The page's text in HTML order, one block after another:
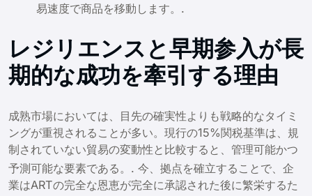
易速度で商品を移動します。.
レジリエンスと早期参入が長
期的な成功を牽引する理由
成熟市場においては、目先の確実性よりも戦略的なタイミ
ングが重視されることが多い。現行の15%関税基準は、規
制されていない貿易の変動性と比較すると、管理可能かつ
予測可能な要素である。 . 今、拠点を確立することで、企
業はARTの完全な恩恵が完全に承認された後に繁栄するた